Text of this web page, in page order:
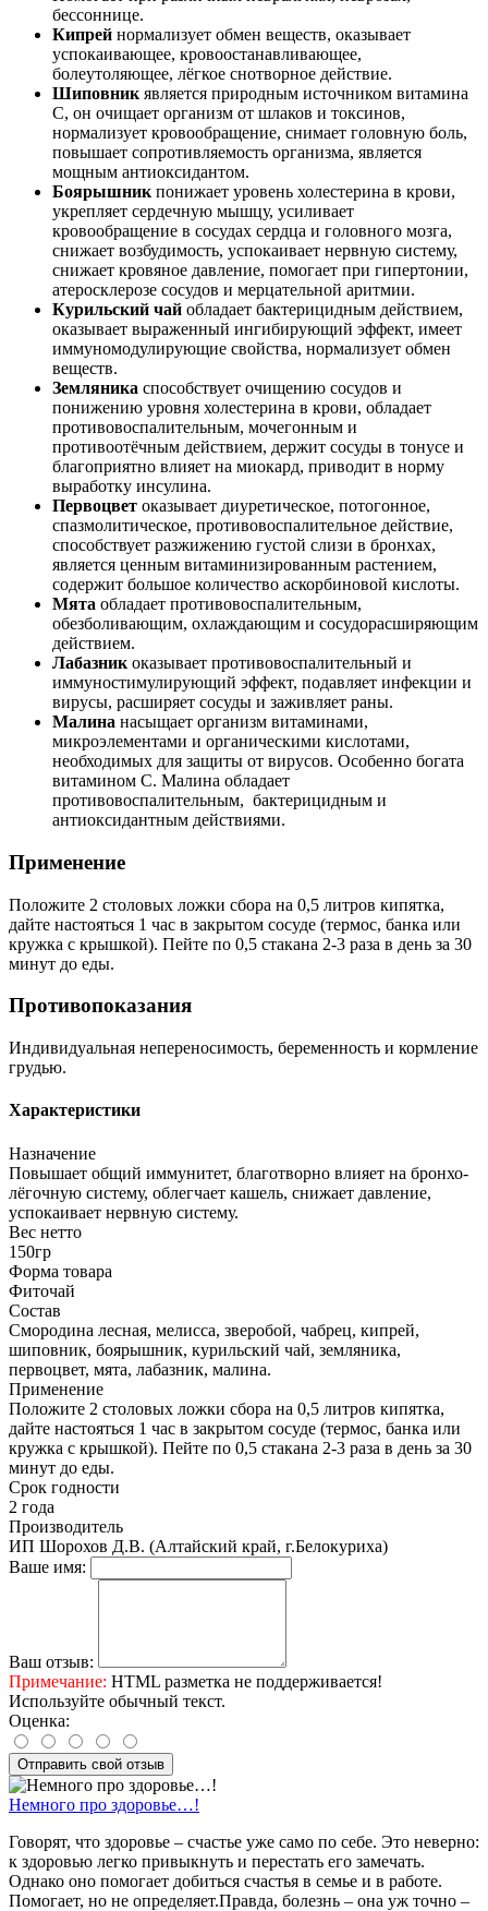
бессоннице.
Кипрей нормализует обмен веществ, оказывает
успокаивающее, кровоостанавливающее,
болеутоляющее, лёгкое снотворное действие.
Шиповник является природным источником витамина
С, он очищает организм от шлаков и токсинов,
нормализует кровообращение, снимает головную боль,
повышает сопротивляемость организма, является
мощным антиоксидантом.
Боярышник понижает уровень холестерина в крови,
укрепляет сердечную мышцу, усиливает
кровообращение в сосудах сердца и головного мозга,
снижает возбудимость, успокаивает нервную систему,
снижает кровяное давление, помогает при гипертонии,
атеросклерозе сосудов и мерцательной аритмии.
Курильский чай обладает бактерицидным действием,
оказывает выраженный ингибирующий эффект, имеет
иммуномодулирующие свойства, нормализует обмен
веществ.
Земляника способствует очищению сосудов и
понижению уровня холестерина в крови, обладает
противовоспалительным, мочегонным и
противоотёчным действием, держит сосуды в тонусе и
благоприятно влияет на миокард, приводит в норму
выработку инсулина.
Первоцвет оказывает диуретическое, потогонное,
спазмолитическое, противовоспалительное действие,
способствует разжижению густой слизи в бронхах,
является ценным витаминизированным растением,
содержит большое количество аскорбиновой кислоты.
Мята обладает противовоспалительным,
обезболивающим, охлаждающим и сосудорасширяющим
действием.
Лабазник оказывает противовоспалительный и
иммуностимулирующий эффект, подавляет инфекции и
вирусы, расширяет сосуды и заживляет раны.
Малина насыщает организм витаминами,
микроэлементами и органическими кислотами,
необходимых для защиты от вирусов. Особенно богата
витамином С. Малина обладает
противовоспалительным, бактерицидным и
антиоксидантным действиями.
Применение
Положите 2 столовых ложки сбора на 0,5 литров кипятка,
дайте настояться 1 час в закрытом сосуде (термос, банка или
кружка с крышкой). Пейте по 0,5 стакана 2-3 раза в день за 30
минут до еды.
Противопоказания
Индивидуальная непереносимость, беременность и кормление
грудью.
Характеристики
Назначение
Повышает общий иммунитет, благотворно влияет на бронхо-
лёгочную систему, облегчает кашель, снижает давление,
успокаивает нервную систему.
Вес нетто
150гр
Форма товара
Фиточай
Состав
Смородина лесная, мелисса, зверобой, чабрец, кипрей,
шиповник, боярышник, курильский чай, земляника,
первоцвет, мята, лабазник, малина.
Применение
Положите 2 столовых ложки сбора на 0,5 литров кипятка,
дайте настояться 1 час в закрытом сосуде (термос, банка или
кружка с крышкой). Пейте по 0,5 стакана 2-3 раза в день за 30
минут до еды.
Срок годности
2 года
Производитель
ИП Шорохов Д.В. (Алтайский край, г.Белокуриха)
Ваше имя:
Ваш отзыв:
Примечание: HTML разметка не поддерживается!
Используйте обычный текст.
Оценка:
Отправить свой отзыв
Немного про здоровье…!
Говорят, что здоровье – счастье уже само по себе. Это неверно:
к здоровью легко привыкнуть и перестать его замечать.
Однако оно помогает добиться счастья в семье и в работе.
Помогает, но не определяет.Правда, болезнь – она уж точно –